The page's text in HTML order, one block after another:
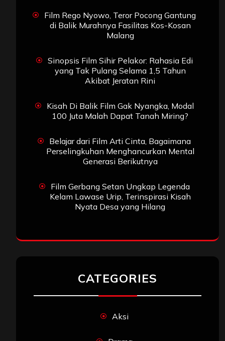
Film Rego Nyowo, Teror Pocong Gantung
di Balik Murahnya Fasilitas Kos-Kosan
Malang
Sinopsis Film Sihir Pelakor: Rahasia Edi
yang Tak Pulang Selama 1,5 Tahun
Akibat Jeratan Rini
Kisah Di Balik Film Gak Nyangka, Modal
100 Juta Malah Dapat Tanah Miring?
Belajar dari Film Arti Cinta, Bagaimana
Perselingkuhan Menghancurkan Mental
Generasi Berikutnya
Film Gerbang Setan Ungkap Legenda
Kelam Lawase Urip, Terinspirasi Kisah
Nyata Desa yang Hilang
CATEGORIES
Aksi